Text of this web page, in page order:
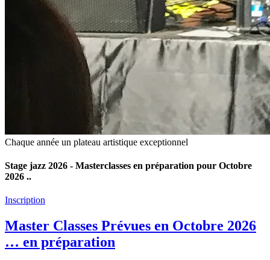
Chaque année un plateau artistique exceptionnel
Stage jazz 2026 - Masterclasses en préparation pour Octobre
2026 ..
Inscription
Master Classes Prévues en Octobre 2026
… en préparation